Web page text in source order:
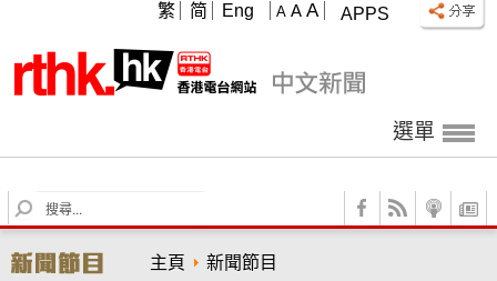
APPS
A A A
繁 简 Eng
選單
S
e
r
主頁 新聞節目